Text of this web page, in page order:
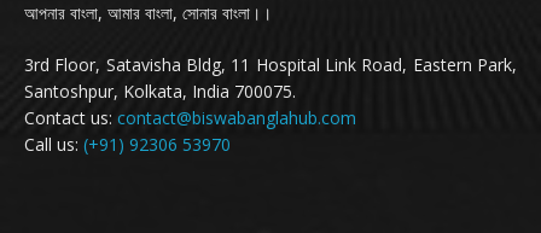
আপনার বাংলা, আমার বাংলা, সোনার বাংলা।।
3rd Floor, Satavisha Bldg, 11 Hospital Link Road, Eastern Park,
Santoshpur, Kolkata, India 700075.
Contact us: contact@biswabanglahub.com
Call us: (+91) 92306 53970